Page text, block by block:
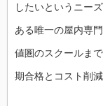
したいというニー
ある唯一の屋内専
値圏のスクールま
期合格とコスト削